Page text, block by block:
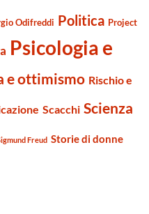
Odifreddi Politica Project
Psicologia e
e ottimismo Rischio e
Scacchi Scienza
Freud Storie di donne